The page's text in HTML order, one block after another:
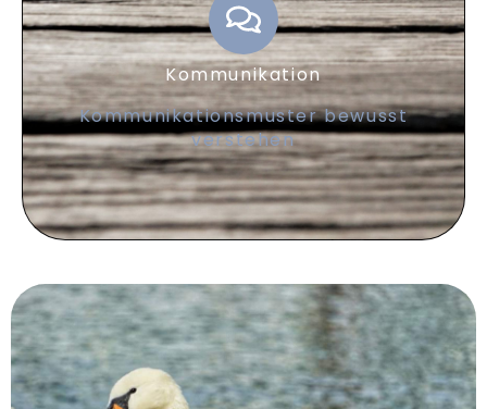
Kommunikation
Kommunikationsmuster bewusst
verstehen